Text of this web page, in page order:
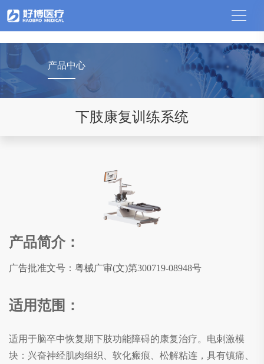
产品中心
下肢康复训练系统
产品简介：
广告批准文号：粤械广审(文)第300719-08948号
适用范围：
适用于脑卒中恢复期下肢功能障碍的康复治疗。电刺激模
块：兴奋神经肌肉组织、软化瘢痕、松解粘连，具有镇痛、